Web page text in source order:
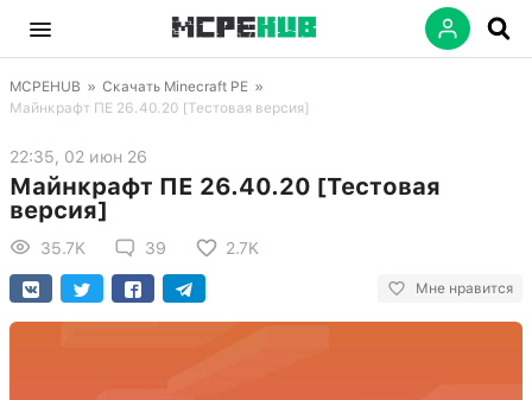
MCPEHUB » Скачать Minecraft PE »
Майнкрафт ПЕ 26.40.20 [Тестовая версия]
22:35, 02 июн 26
Майнкрафт ПЕ 26.40.20 [Тестовая
версия]
35.7K 39 2.7K
Мне нравится